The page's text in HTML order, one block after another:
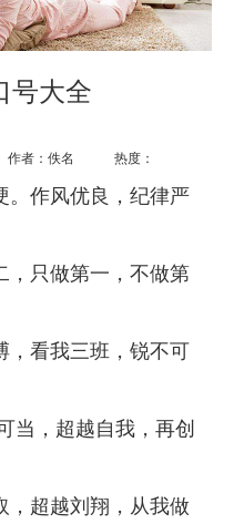
号大全
：佚名 热度：
作风优良，纪律严
只做第一，不做第
看我三班，锐不可
，超越自我，再创
超越刘翔，从我做